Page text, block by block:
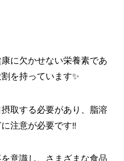
に欠かせない栄養素であ
を持っています✨
取する必要があり、脂溶
注意が必要です‼️
意識し、さまざまな食品